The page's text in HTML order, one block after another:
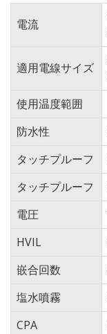
電流
適用電線サイズ
使用温度範囲
防水性
タッチプルーフ
タッチプルーフ
電圧
HVIL
嵌合回数
塩水噴霧
CPA